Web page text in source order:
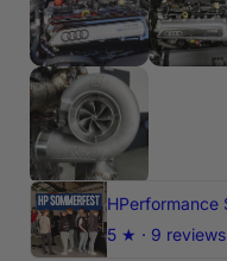
5 ★ · 9 reviews